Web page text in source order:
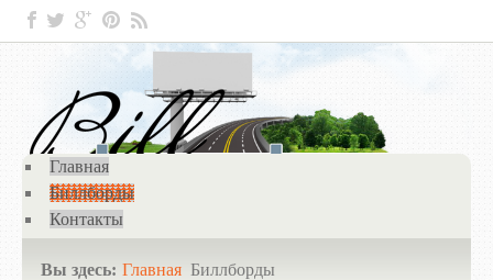
Главная
Биллборды
Контакты
Вы здесь: Главная Биллборды